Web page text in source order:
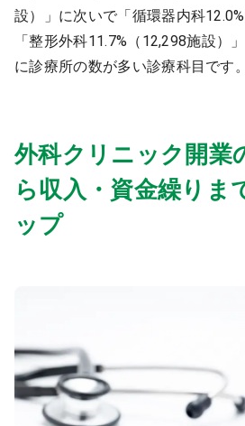
設）」に次いで「循環器内科
「整形外科11.7%（12,298施設）
に診療所の数が多い診療科目です。
外科クリニック開業
ら収入・資金繰りま
ップ